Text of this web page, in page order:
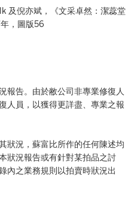
及倪亦斌，《文采卓然：潔蕊堂
，圖版56
報告。由於敝公司非專業修復人
人員，以獲得更詳盡、專業之報
狀況，蘇富比所作的任何陳述均
狀況報告或有針對某拍品之討
內之業務規則以拍賣時狀況出